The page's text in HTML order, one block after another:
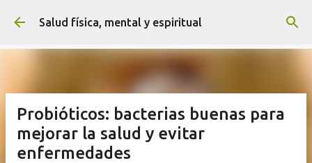
Ir al contenido principal
Salud física, mental y espiritual
Probióticos: bacterias buenas para
mejorar la salud y evitar
enfermedades